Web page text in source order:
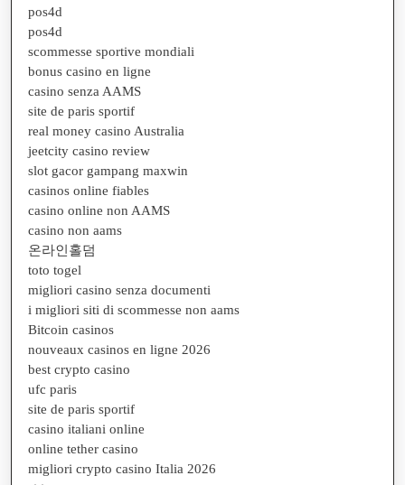
pos4d
pos4d
scommesse sportive mondiali
bonus casino en ligne
casino senza AAMS
site de paris sportif
real money casino Australia
jeetcity casino review
slot gacor gampang maxwin
casinos online fiables
casino online non AAMS
casino non aams
온라인홀덤
toto togel
migliori casino senza documenti
i migliori siti di scommesse non aams
Bitcoin casinos
nouveaux casinos en ligne 2026
best crypto casino
ufc paris
site de paris sportif
casino italiani online
online tether casino
migliori crypto casino Italia 2026